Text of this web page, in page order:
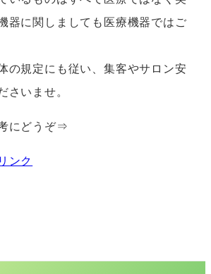
器に関しましても医療機器ではご
の規定にも従い、集客やサロン安
さいませ。
にどうぞ⇒
ンク